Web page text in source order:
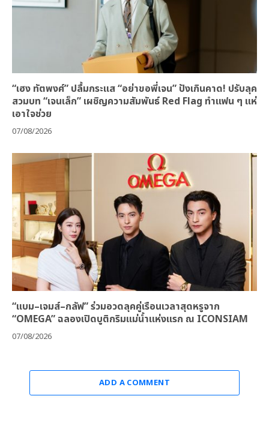
“เฮง ทัตพงศ์” ปลื้มกระแส “อย่าขอพี่เจน” ปังเกินคาด! ปรับลุค
สวมบท “เจนเล็ก” เผชิญความสัมพันธ์ Red Flag ทำแฟน ๆ แห่
เอาใจช่วย
07/08/2026
“แบม–เจมส์–กลัฟ” ร่วมอวดลุคคู่เรือนเวลาสุดหรูจาก
“OMEGA” ฉลองเปิดบูติกริมแม่น้ำแห่งแรก ณ ICONSIAM
07/08/2026
ADD A COMMENT